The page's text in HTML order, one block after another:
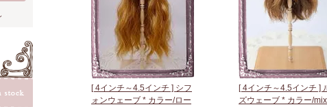
[ 4インチ～4.5インチ ] シフ
ォンウェーブ * カラー/ロー
[ 4インチ～4.5インチ ]
ズウェーブ * カラー/